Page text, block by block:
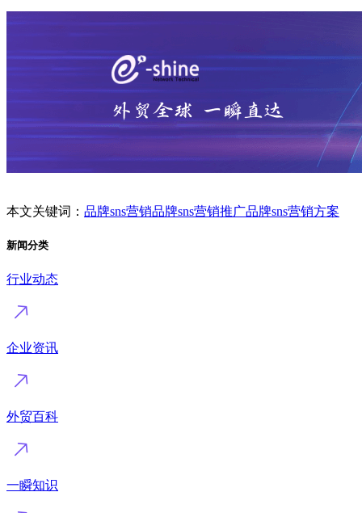
本文关键词： 品牌sns营销品牌sns营销推广品牌sns营销方案
新闻分类
行业动态
企业资讯
外贸百科
一瞬知识